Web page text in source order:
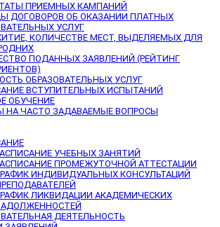
ПРИЕМНЫХ КАМПАНИЙ
ДОГОВОРОВ ОБ ОКАЗАНИИ ПЛАТНЫХ
УСЛУГ
КОЛИЧЕСТВЕ МЕСТ, ВЫДЕЛЯЕМЫХ ДЛЯ
ПОДАННЫХ ЗАЯВЛЕНИЙ (РЕЙТИНГ
ОБРАЗОВАТЕЛЬНЫХ УСЛУГ
ВСТУПИТЕЛЬНЫХ ИСПЫТАНИЙ
ОБУЧЕНИЕ
НА ЧАСТО ЗАДАВАЕМЫЕ ВОПРОСЫ
УЧЕБНЫХ ЗАНЯТИЙ
ПРОМЕЖУТОЧНОЙ АТТЕСТАЦИИ
ИНДИВИДУАЛЬНЫХ КОНСУЛЬТАЦИЙ
ЛИКВИДАЦИИ АКАДЕМИЧЕСКИХ
ДЕЯТЕЛЬНОСТЬ